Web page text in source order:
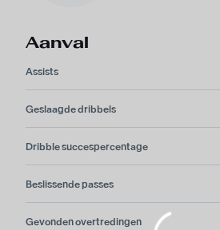
Aanval
Assists
Geslaagde dribbels
Dribble succespercentage
Beslissende passes
Gevonden overtredingen